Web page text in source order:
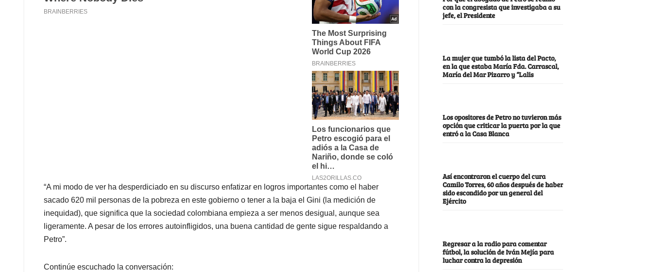
“A mi modo de ver ha desperdiciado en su discurso enfatizar en logros importantes como el haber
sacado 620 mil personas de la pobreza en este gobierno o tener a la baja el Gini (la medición de
inequidad), que significa que la sociedad colombiana empieza a ser menos desigual, aunque sea
ligeramente. A pesar de los errores autoinfligidos, una buena cantidad de gente sigue respaldando a
Petro”.
Continúe escuchado la conversación:
con la congresista que investigaba a su
jefe, el Presidente
La mujer que tumbó la lista del Pacto,
en la que estaba María Fda. Carrascal,
María del Mar Pizarro y “Lalis
Los opositores de Petro no tuvieron más
opción que criticar la puerta por la que
entró a la Casa Blanca
Así encontraron el cuerpo del cura
Camilo Torres, 60 años después de haber
sido escondido por un general del
Ejército
Regresar a la radio para comentar
fútbol, la solución de Iván Mejía para
luchar contra la depresión